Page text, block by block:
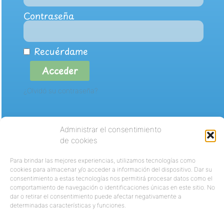
Administrar el consentimiento
de cookies
Para brindar las mejores experiencias, utilizamos tecnologías como
cookies para almacenar y/o acceder a información del dispositivo. Dar su
consentimiento a estas tecnologías nos permitirá procesar datos como el
comportamiento de navegación o identificaciones únicas en este sitio. No
dar o retirar el consentimiento puede afectar negativamente a
determinadas características y funciones.
Contraseña
Recuérdame
Acceder
¿Olvidó su contraseña?